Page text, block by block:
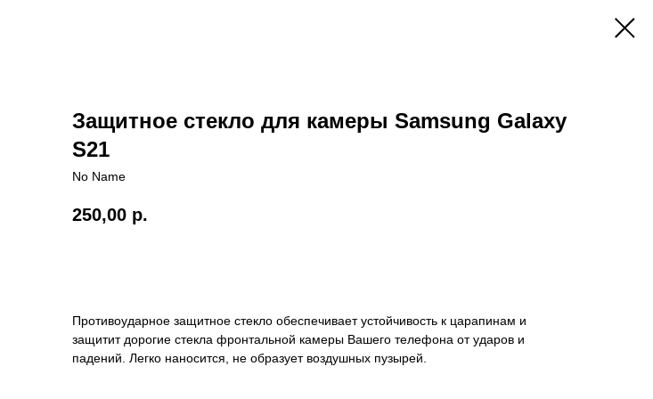
Защитное стекло для камеры Samsung Galaxy
S21
No Name
250,00 р.
Противоударное защитное стекло обеспечивает устойчивость к царапинам и
защитит дорогие стекла фронтальной камеры Вашего телефона от ударов и
падений. Легко наносится, не образует воздушных пузырей.